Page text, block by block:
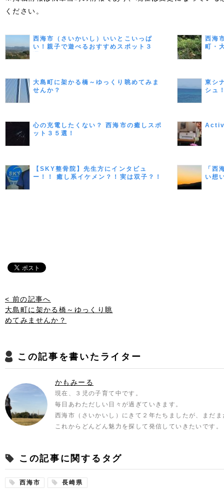
ください。
西海市（さいかいし）いいとこいっぱ
い！親子で遊べるおすすめスポット３
西海
町・
大島町に架かる橋～ゆっくり眺めてみま
せんか？
東シ
シュ
心の充電したくない？ 西海市の癒しスポ
ット３５選！
【SKY整骨院】先生方にインタビュ
ー！！ 癒し系イケメン？！実は双子？！
「西
い想
< 前の記事へ
大島町に架かる橋～ゆっくり眺
めてみませんか？
この記事を書いたライター
かもみーる
現在、３児の子育て中です。
毎日あわただしい日々が過ぎていきます。
西海市（さいかいし）にきて２年たちましたが、まだ
これからどんどん魅力を探して発信していきたいです。
この記事に関するタグ
西海市 長崎県